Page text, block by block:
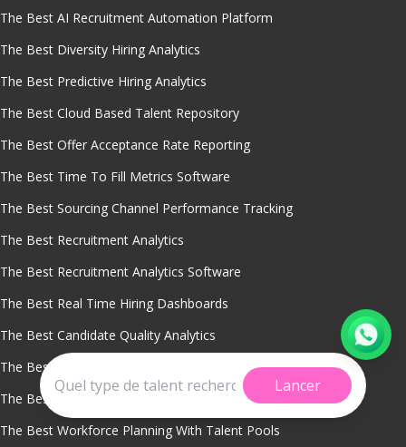
Lancer
The Best AI Recruitment Automation Platform
The Best Diversity Hiring Analytics
The Best Predictive Hiring Analytics
The Best Cloud Based Talent Repository
The Best Offer Acceptance Rate Reporting
The Best Time To Fill Metrics Software
The Best Sourcing Channel Performance Tracking
The Best Recruitment Analytics
The Best Recruitment Analytics Software
The Best Real Time Hiring Dashboards
The Best Candidate Quality Analytics
The Best Cost Per Hire Analysis Tool
The Best Talent Pipeline Management Tool
The Best Workforce Planning With Talent Pools